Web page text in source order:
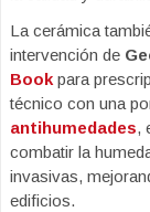
La cerámica
intervención de
Book para
técnico con una
antihumedades,
combatir la
invasivas,
edificios.